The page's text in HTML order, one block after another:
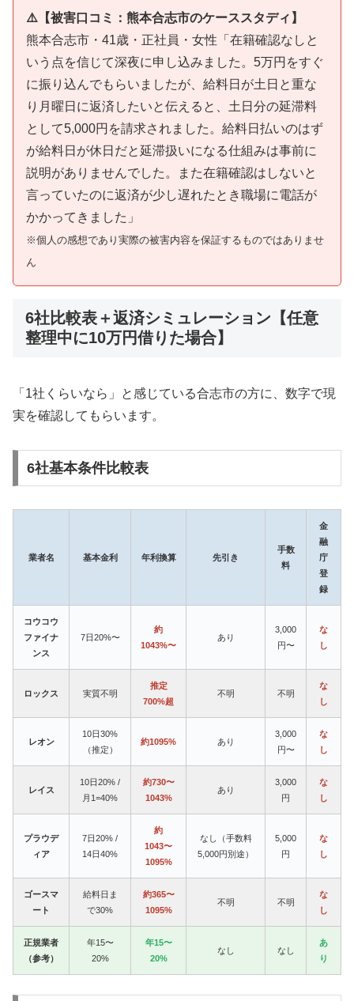
⚠️【被害口コミ：熊本合志市のケーススタディ】
熊本合志市・41歳・正社員・女性「在籍確認なしと
いう点を信じて深夜に申し込みました。5万円をすぐ
に振り込んでもらいましたが、給料日が土日と重な
り月曜日に返済したいと伝えると、土日分の延滞料
として5,000円を請求されました。給料日払いのはず
が給料日が休日だと延滞扱いになる仕組みは事前に
説明がありませんでした。また在籍確認はしないと
言っていたのに返済が少し遅れたとき職場に電話が
かかってきました」
※個人の感想であり実際の被害内容を保証するものではありませ
ん
6社比較表＋返済シミュレーション【任意
整理中に10万円借りた場合】
「1社くらいなら」と感じている合志市の方に、数字で現
実を確認してもらいます。
6社基本条件比較表
業者名 基本金利 年利換算 先引き
手数
料
金
融
庁
登
録
コウコウ
ファイナ
ンス
7日20%〜
約
1043%〜
あり
3,000
円〜
な
し
ロックス 実質不明
推定
700%超
不明 不明
な
し
レオン
10日30%
（推定）
約1095% あり
3,000
円〜
な
し
レイス
10日20% /
月1=40%
約730〜
1043%
あり
3,000
円
な
し
プラウデ
ィア
7日20% /
14日40%
約
1043〜
1095%
なし（手数料
5,000円別途）
5,000
円
な
し
ゴースマ
ート
給料日ま
で30%
約365〜
1095%
不明 不明
な
し
正規業者
（参考）
年15〜
20%
年15〜
20%
なし なし
あ
り